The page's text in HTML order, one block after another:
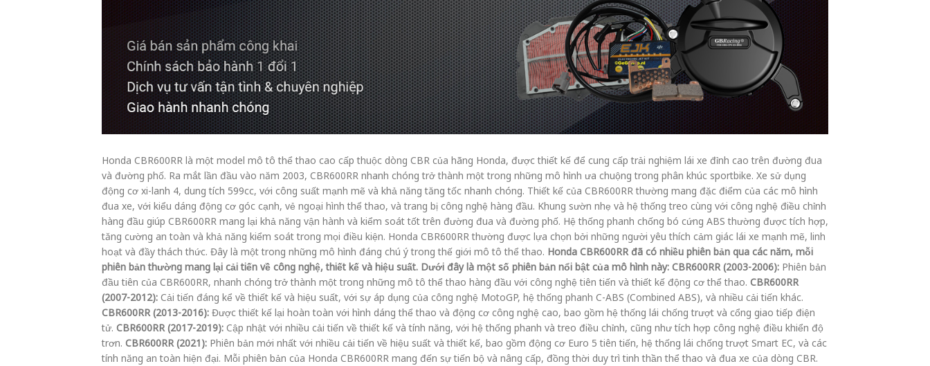
Honda CBR600RR là một model mô tô thể thao cao cấp thuộc dòng CBR của hãng Honda, được thiết kế để cung cấp trải nghiệm lái xe đỉnh cao trên đường đua
và đường phố. Ra mắt lần đầu vào năm 2003, CBR600RR nhanh chóng trở thành một trong những mô hình ưa chuộng trong phân khúc sportbike. Xe sử dụng
động cơ xi-lanh 4, dung tích 599cc, với công suất mạnh mẽ và khả năng tăng tốc nhanh chóng. Thiết kế của CBR600RR thường mang đặc điểm của các mô hình
đua xe, với kiểu dáng động cơ góc cạnh, vẻ ngoại hình thể thao, và trang bị công nghệ hàng đầu. Khung sườn nhẹ và hệ thống treo cùng với công nghệ điều chỉnh
hàng đầu giúp CBR600RR mang lại khả năng vận hành và kiểm soát tốt trên đường đua và đường phố. Hệ thống phanh chống bó cứng ABS thường được tích hợp,
tăng cường an toàn và khả năng kiểm soát trong mọi điều kiện. Honda CBR600RR thường được lựa chọn bởi những người yêu thích cảm giác lái xe mạnh mẽ, linh
hoạt và đầy thách thức. Đây là một trong những mô hình đáng chú ý trong thế giới mô tô thể thao. Honda CBR600RR đã có nhiều phiên bản qua các năm, mỗi
phiên bản thường mang lại cải tiến về công nghệ, thiết kế và hiệu suất. Dưới đây là một số phiên bản nổi bật của mô hình này: CBR600RR (2003-2006): Phiên bản
đầu tiên của CBR600RR, nhanh chóng trở thành một trong những mô tô thể thao hàng đầu với công nghệ tiên tiến và thiết kế động cơ thể thao. CBR600RR
(2007-2012): Cải tiến đáng kể về thiết kế và hiệu suất, với sự áp dụng của công nghệ MotoGP, hệ thống phanh C-ABS (Combined ABS), và nhiều cải tiến khác.
CBR600RR (2013-2016): Được thiết kế lại hoàn toàn với hình dáng thể thao và động cơ công nghệ cao, bao gồm hệ thống lái chống trượt và cổng giao tiếp điện
tử. CBR600RR (2017-2019): Cập nhật với nhiều cải tiến về thiết kế và tính năng, với hệ thống phanh và treo điều chỉnh, cũng như tích hợp công nghệ điều khiển độ
trơn. CBR600RR (2021): Phiên bản mới nhất với nhiều cải tiến về hiệu suất và thiết kế, bao gồm động cơ Euro 5 tiên tiến, hệ thống lái chống trượt Smart EC, và các
tính năng an toàn hiện đại. Mỗi phiên bản của Honda CBR600RR mang đến sự tiến bộ và nâng cấp, đồng thời duy trì tinh thần thể thao và đua xe của dòng CBR.